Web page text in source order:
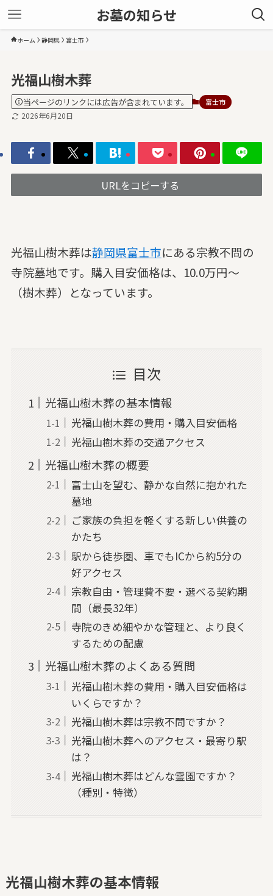
お墓の知らせ
ホーム 静岡県 富士市
光福山樹木葬
当ページのリンクには広告が含まれています。 富士市
2026年6月20日
URLをコピーする
光福山樹木葬は静岡県富士市にある宗教不問の
寺院墓地です。購入目安価格は、10.0万円～
（樹木葬）となっています。
目次
光福山樹木葬の基本情報
光福山樹木葬の費用・購入目安価格
光福山樹木葬の交通アクセス
光福山樹木葬の概要
富士山を望む、静かな自然に抱かれた
墓地
ご家族の負担を軽くする新しい供養の
かたち
駅から徒歩圏、車でもICから約5分の
好アクセス
宗教自由・管理費不要・選べる契約期
間（最長32年）
寺院のきめ細やかな管理と、より良く
するための配慮
光福山樹木葬のよくある質問
光福山樹木葬の費用・購入目安価格は
いくらですか？
光福山樹木葬は宗教不問ですか？
光福山樹木葬へのアクセス・最寄り駅
は？
光福山樹木葬はどんな霊園ですか？
（種別・特徴）
光福山樹木葬の基本情報